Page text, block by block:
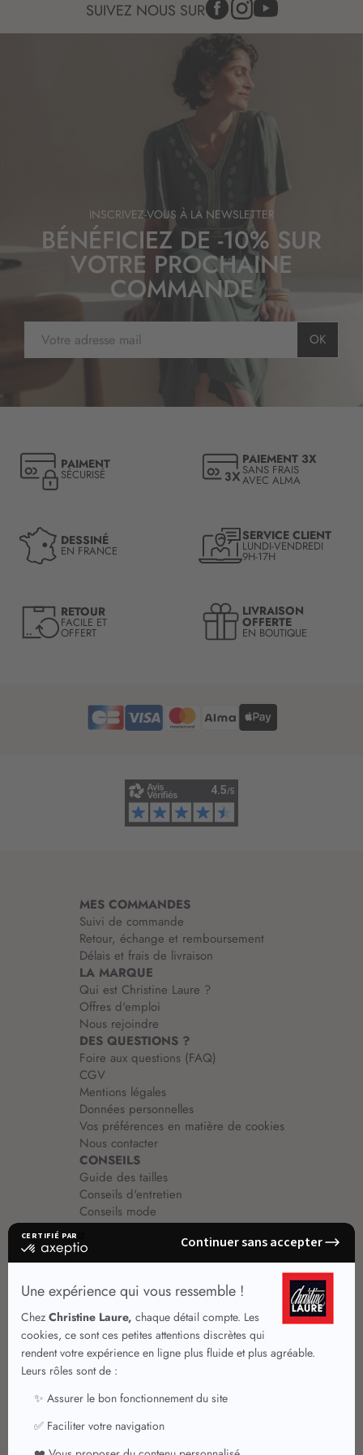
SUIVEZ NOUS SUR
INSCRIVEZ-VOUS À LA NEWSLETTER
BÉNÉFICIEZ DE -10% SUR
VOTRE PROCHAINE
COMMANDE
s
i
o
n
o
e
OK
PAIMENT
SÉCURISÉ
PAIEMENT 3X
SANS FRAIS
AVEC ALMA
DESSINÉ
EN FRANCE
SERVICE CLIENT
LUNDI-VENDREDI
9H-17H
RETOUR
FACILE ET
OFFERT
LIVRAISON
OFFERTE
EN BOUTIQUE
MES COMMANDES
Suivi de commande
Retour, échange et remboursement
Délais et frais de livraison
LA MARQUE
Qui est Christine Laure ?
Offres d'emploi
Nous rejoindre
DES QUESTIONS ?
Foire aux questions (FAQ)
CGV
Mentions légales
Données personnelles
Vos préférences en matière de cookies
Nous contacter
CONSEILS
Guide des tailles
Conseils d'entretien
Conseils mode
Guide vêtements
Vêtements pour femmes
Vêtements de qualité
Robes
Jupes chic
Jupes été
Chemisiers
T shirts manches courtes 3/4